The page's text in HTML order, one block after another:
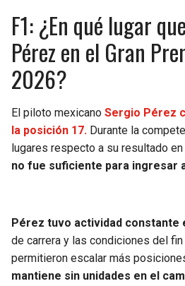
LIONS
PACKERS
FALCONS
PANTHERS
BUCCANEERS
NUGGETS
TIMBERWOLVES
TRAIL BLAZERS
JAZZ
F1: ¿En qué lugar
Pérez en el Gran
2026?
El piloto mexicano Sergio Pérez
la posición 17. Durante la
lugares respecto a su resultado
no fue suficiente para ingresar
Pérez tuvo actividad constante
de carrera y las condiciones del
permitieron escalar más
mantiene sin unidades en el